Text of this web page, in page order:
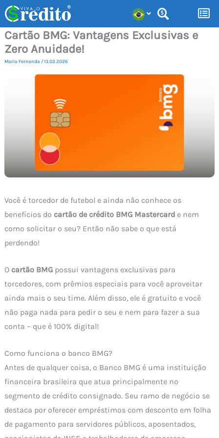
para
conteúdo
Cartão BMG: Vantagens Exclusivas e
Zero Anuidade!
Maria Fernanda /13.02.2026
Você é torcedor de futebol e ainda não conhece os
benefícios do cartão de crédito BMG Mastercarde nem
como solicitar o seu? Então não sabe o que está
perdendo!
O cartão BMGpossui vantagens exclusivas para
torcedores, com prêmios especiais para você aproveitar
ainda mais o seu time. Além disso, ele é gratuito e você
não paga nada para pedir o seu e nem para fazer a sua
conta – que é 100% digital!
Como funciona o banco BMG?
Antes de qualquer coisa, o Banco BMG é uma instituição
financeira brasileira que atua principalmente no
segmento de crédito consignado. Seu ramo de negócio se
destaca por oferecer empréstimos com desconto em folha
de pagamento para servidores públicos, aposentados,